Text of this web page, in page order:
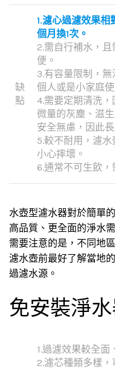
缺
點
1.濾心過濾效果相
個月換1次。
2.需自行補水，
便。
3.有容量限制，
個人或是小家庭使
4.需要定期清洗
微量的灰塵、滋
安全無慮，因此
5.較不耐用，濾
小心摔壞。
6.通常不可生飲，
水壺型濾水器對於簡單
高品質、更全面的淨水
需要注意的是，不同地
濾水壺前最好了解當地
過濾水源。
免安裝淨
1.過濾效果較全面
2.濾芯種類多樣